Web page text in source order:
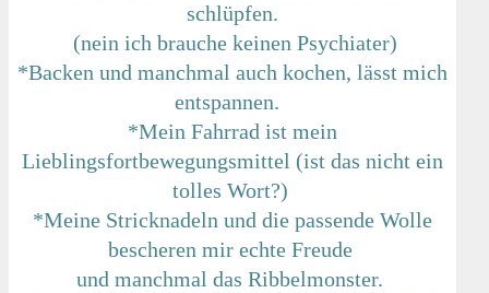
schlüpfen.
(nein ich brauche keinen Psychiater)
*Backen und manchmal auch kochen, lässt mich
entspannen.
*Mein Fahrrad ist mein
Lieblingsfortbewegungsmittel (ist das nicht ein
tolles Wort?)
*Meine Stricknadeln und die passende Wolle
bescheren mir echte Freude
und manchmal das Ribbelmonster.